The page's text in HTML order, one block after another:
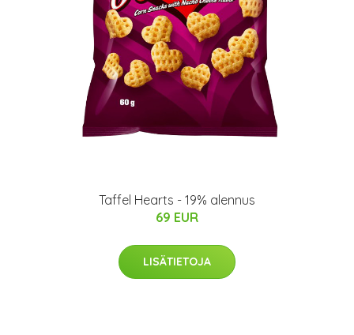
Taffel Hearts - 19% alennus
69 EUR
LISÄTIETOJA